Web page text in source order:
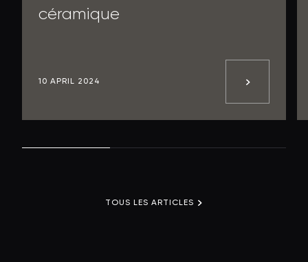
céramique
10 APRIL 2024
TOUS LES ARTICLES